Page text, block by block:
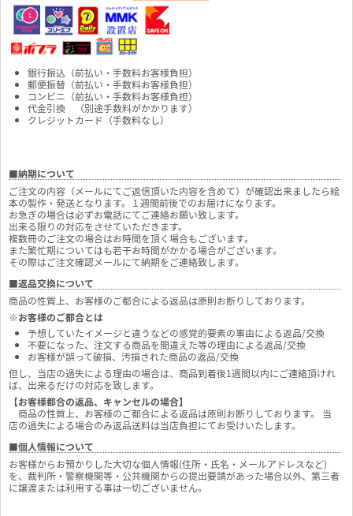
銀行振込（前払い・手数料お客様負担）
郵便振替（前払い・手数料お客様負担）
コンビニ（前払い・手数料お客様負担）
代金引換 （別途手数料がかかります）
クレジットカード（手数料なし）
■納期について
ご注文の内容（メールにてご返信頂いた内容を含めて）が確認出来ましたら絵
本の製作・発送となります。１週間前後でのお届けになります。
お急ぎの場合は必ずお電話にてご連絡お願い致します。
出来る限りの対応をさせていただきます。
複数冊のご注文の場合はお時間を頂く場合もございます。
また繁忙期についてはも若干お時間がかかる場合がございます。
その際はご注文確認メールにて納期をご連絡致します。
■返品交換について
商品の性質上、お客様のご都合による返品は原則お断りしております。
※お客様のご都合とは
予想していたイメージと違うなどの感覚的要素の事由による返品/交換
不要になった、注文する商品を間違えた等の理由による返品/交換
お客様が誤って破損、汚損された商品の返品/交換
但し、当店の過失による理由の場合は、商品到着後1週間以内にご連絡頂けれ
ば、出来るだけの対応を致します。
【お客様都合の返品、キャンセルの場合】
商品の性質上、お客様のご都合による返品は原則お断りしております。 当
店の過失による場合のみ返品送料は当店負担にてお受けいたします。
■個人情報について
お客様からお預かりした大切な個人情報(住所・氏名・メールアドレスなど)
を、裁判所・警察機関等・公共機関からの提出要請があった場合以外、第三者
に譲渡または利用する事は一切ございません。